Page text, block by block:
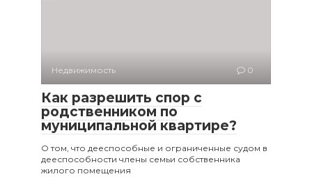
Недвижимость 0
Как разрешить спор с
родственником по
муниципальной квартире?
О том, что дееспособные и ограниченные судом в
дееспособности члены семьи собственника
жилого помещения